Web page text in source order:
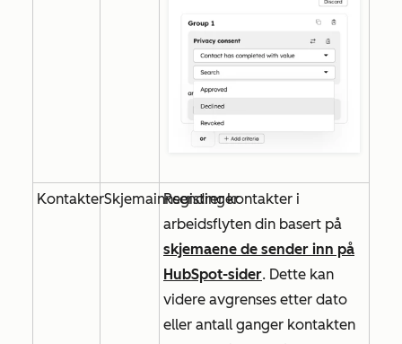
KontakterSkjemainnsendinger
Registrer kontakter i
arbeidsflyten din basert på
skjemaene de sender inn på
HubSpot-sider. Dette kan
videre avgrenses etter dato
eller antall ganger kontakten